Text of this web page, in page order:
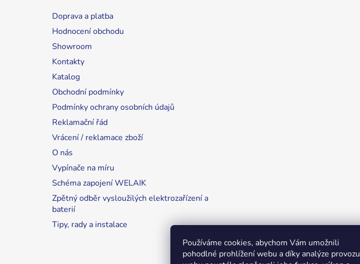
Používáme cookies, abychom Vám umožnili
pohodlné prohlížení webu a díky analýze provozu
Doprava a platba
Hodnocení obchodu
Showroom
Kontakty
Katalog
Obchodní podmínky
Podmínky ochrany osobních údajů
Reklamační řád
Vrácení / reklamace zboží
O nás
Vypínače na míru
Schéma zapojení WELAIK
Zpětný odběr vysloužilých elektrozařízení a
baterií
Tipy, rady a instalace